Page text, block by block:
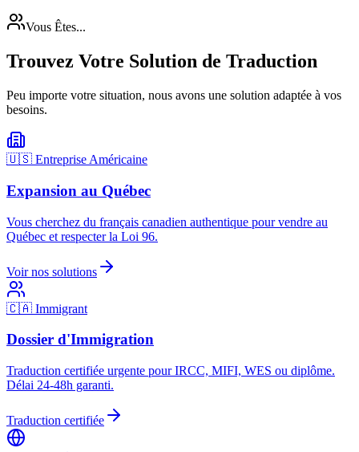
Vous Êtes...
Trouvez Votre Solution de Traduction
Peu importe votre situation, nous avons une solution adaptée à vos
besoins.
🇺🇸 Entreprise Américaine
Expansion au Québec
Vous cherchez du français canadien authentique pour vendre au
Québec et respecter la Loi 96.
Voir nos solutions
🇨🇦 Immigrant
Dossier d'Immigration
Traduction certifiée urgente pour IRCC, MIFI, WES ou diplôme.
Délai 24-48h garanti.
Traduction certifiée